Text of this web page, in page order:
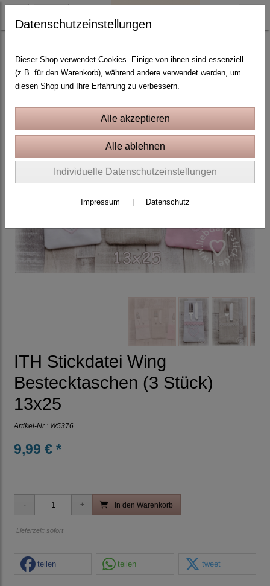
ITH Stickprojekte In the Hoop
ITH Stickdatei Wing
Bestecktaschen (3 Stück)
13x25
Artikel-Nr.: W5376
9,99 € *
in den Warenkorb
Lieferzeit: sofort
teilen teilen tweet
Datenschutzeinstellungen
Dieser Shop verwendet Cookies. Einige von ihnen sind essenziell
(z.B. für den Warenkorb), während andere verwendet werden, um
diesen Shop und Ihre Erfahrung zu verbessern.
Individuelle Datenschutzeinstellungen
Impressum Datenschutz